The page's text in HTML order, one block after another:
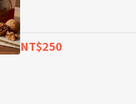
長輩健康零食首選！ 伴手
禮推薦
NT$250